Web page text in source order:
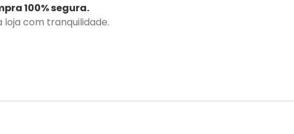
100% segura.
loja com tranquilidade.